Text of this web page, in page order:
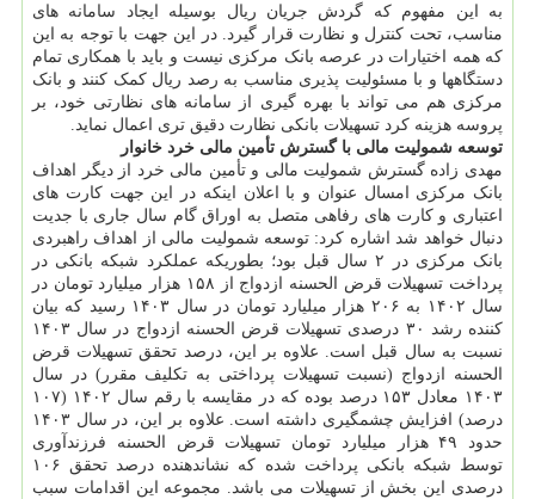
به این مفهوم که گردش جریان ریال بوسیله ایجاد سامانه های
مناسب، تحت کنترل و نظارت قرار گیرد. در این جهت با توجه به این
که همه اختیارات در عرصه بانک مرکزی نیست و باید با همکاری تمام
دستگاهها و با مسئولیت پذیری مناسب به رصد ریال کمک کنند و بانک
مرکزی هم می تواند با بهره گیری از سامانه های نظارتی خود، بر
پروسه هزینه کرد تسهیلات بانکی نظارت دقیق تری اعمال نماید.
توسعه شمولیت مالی با گسترش تأمین مالی خرد خانوار
مهدی زاده گسترش شمولیت مالی و تأمین مالی خرد از دیگر اهداف
بانک مرکزی امسال عنوان و با اعلان اینکه در این جهت کارت های
اعتباری و کارت های رفاهی متصل به اوراق گام سال جاری با جدیت
دنبال خواهد شد اشاره کرد: توسعه شمولیت مالی از اهداف راهبردی
بانک مرکزی در ۲ سال قبل بود؛ بطوریکه عملکرد شبکه بانکی در
پرداخت تسهیلات قرض الحسنه ازدواج از ۱۵۸ هزار میلیارد تومان در
سال ۱۴۰۲ به ۲۰۶ هزار میلیارد تومان در سال ۱۴۰۳ رسید که بیان
کننده رشد ۳۰ درصدی تسهیلات قرض الحسنه ازدواج در سال ۱۴۰۳
نسبت به سال قبل است. علاوه بر این، درصد تحقق تسهیلات قرض
الحسنه ازدواج (نسبت تسهیلات پرداختی به تکلیف مقرر) در سال
۱۴۰۳ معادل ۱۵۳ درصد بوده که در مقایسه با رقم سال ۱۴۰۲ (۱۰۷
درصد) افزایش چشمگیری داشته است. علاوه بر این، در سال ۱۴۰۳
حدود ۴۹ هزار میلیارد تومان تسهیلات قرض الحسنه فرزندآوری
توسط شبکه بانکی پرداخت شده که نشاندهنده درصد تحقق ۱۰۶
درصدی این بخش از تسهیلات می باشد. مجموعه این اقدامات سبب